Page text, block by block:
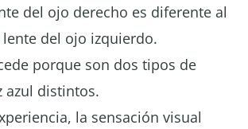
del ojo derecho es diferente al
del ojo izquierdo.
porque son dos tipos de
azul distintos.
la sensación visual